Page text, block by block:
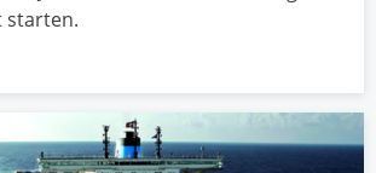
starten.